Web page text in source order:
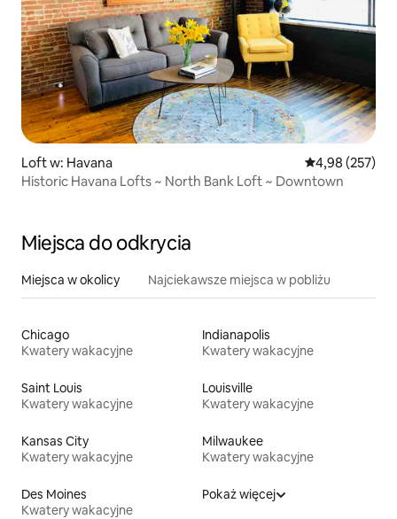
Loft w: Havana Średnia
4,98 (257)
Historic Havana Lofts ~ North Bank Loft ~ Downtown
Miejsca do odkrycia
Miejsca w okolicy Najciekawsze miejsca w pobliżu
Chicago
Kwatery wakacyjne
Indianapolis
Kwatery wakacyjne
Saint Louis
Kwatery wakacyjne
Louisville
Kwatery wakacyjne
Kansas City
Kwatery wakacyjne
Milwaukee
Kwatery wakacyjne
Des Moines
Kwatery wakacyjne
Pokaż więcej